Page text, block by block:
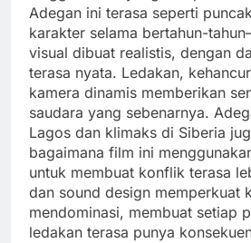
Adegan ini terasa seperti
karakter selama bertahun-
visual dibuat realistis, dengan
terasa nyata. Ledakan,
kamera dinamis memberikan
saudara yang sebenarnya.
Lagos dan klimaks di Siberia
bagaimana film ini
untuk membuat konflik terasa
dan sound design memperkuat
mendominasi, membuat setiap
ledakan terasa punya